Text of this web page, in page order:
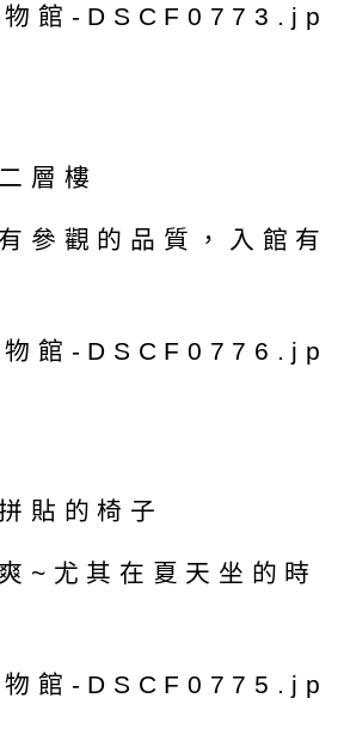
層樓
參觀的品質，入館有
貼的椅子
~尤其在夏天坐的時